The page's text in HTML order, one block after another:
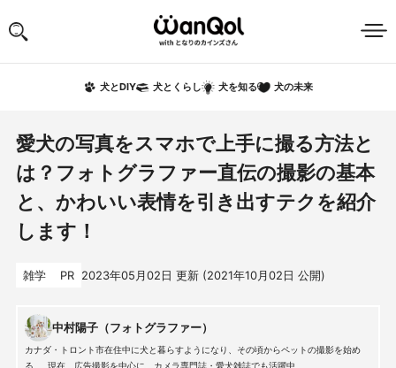
犬とDIY 犬とくらし 犬を知る 犬の未来
愛犬の写真をスマホで上手に撮る方法と
は？フォトグラファー直伝の撮影の基本
と、かわいい表情を引き出すテクを紹介
します！
雑学 PR 2023年05月02日 更新 (2021年10月02日 公開)
中村陽子（フォトグラファー）
カナダ・トロント市在住中に犬と暮らすようになり、その頃からペットの撮影を始め
る。 現在、広告撮影を中心に、カメラ専門誌・愛犬雑誌でも活躍中。